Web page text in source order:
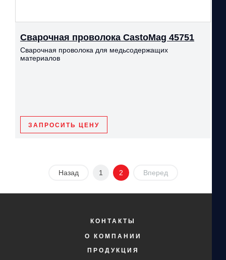
Сварочная проволока CastoMag 45751
Сварочная проволока для медьсодержащих
материалов
ЗАПРОСИТЬ ЦЕНУ
Назад 1 2 Вперед
КОНТАКТЫ
О КОМПАНИИ
ПРОДУКЦИЯ